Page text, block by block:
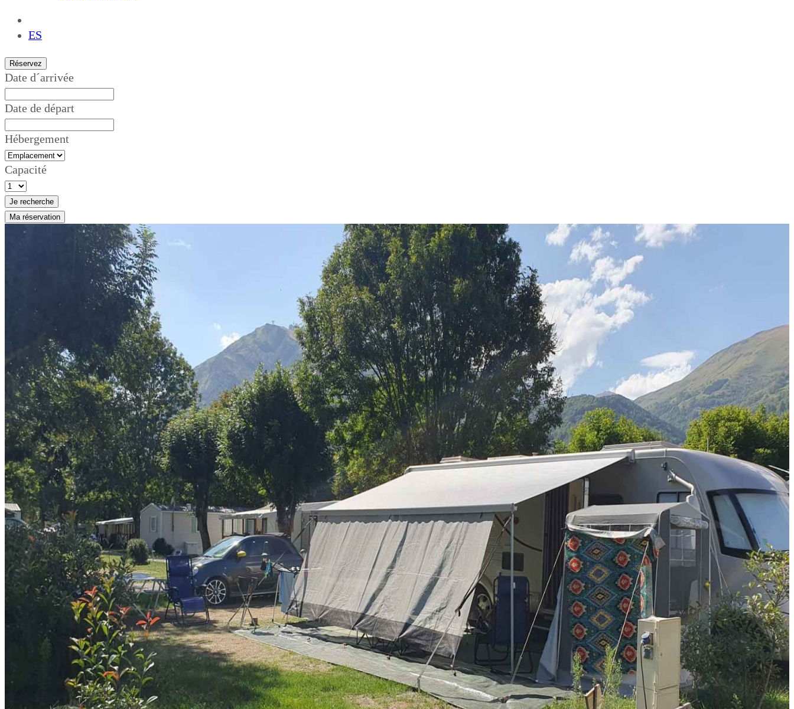
ES
Réservez
Date d´arrivée
Date de départ
Hébergement
Capacité